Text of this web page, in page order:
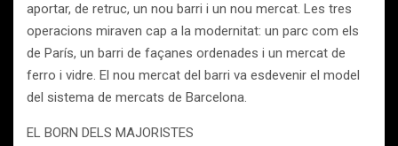
aportar, de retruc, un nou barri i un nou mercat. Les tres
operacions miraven cap a la modernitat: un parc com els
de París, un barri de façanes ordenades i un mercat de
ferro i vidre. El nou mercat del barri va esdevenir el model
del sistema de mercats de Barcelona.
EL BORN DELS MAJORISTES